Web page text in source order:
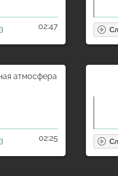
02:47
атмосфера
02:25